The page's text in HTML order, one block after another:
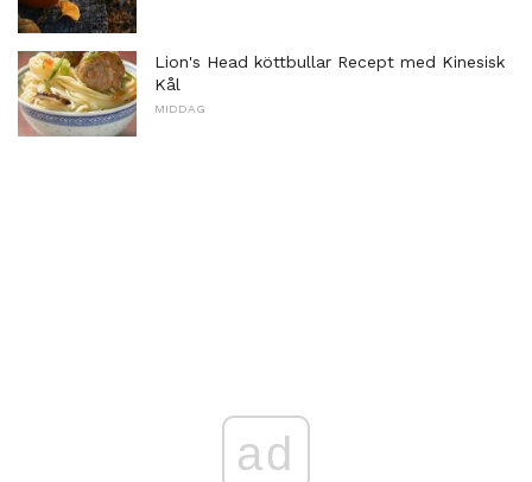
Lion's Head köttbullar Recept med Kinesisk
Kål
MIDDAG
ad